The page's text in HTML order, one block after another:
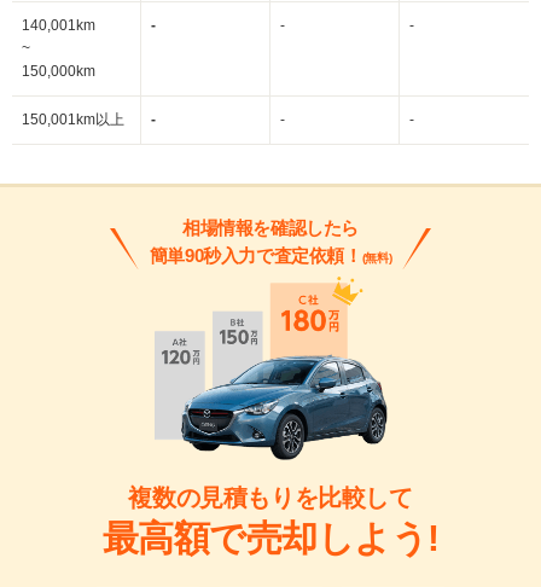
140,001km
~
150,000km
- - -
150,001km以上 - - -
相場情報を確認したら
簡単90秒入力で査定依頼！ (無料)
複数の見積もりを比較して
最高額で売却しよう!